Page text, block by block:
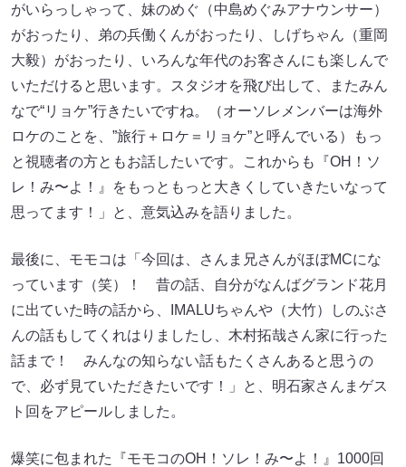
がいらっしゃって、妹のめぐ（中島めぐみアナウンサー）
がおったり、弟の兵働くんがおったり、しげちゃん（重岡
大毅）がおったり、いろんな年代のお客さんにも楽しんで
いただけると思います。スタジオを飛び出して、またみん
なで“リョケ”行きたいですね。（オーソレメンバーは海外
ロケのことを、”旅行＋ロケ＝リョケ”と呼んでいる）もっ
と視聴者の方ともお話したいです。これからも『OH！ソ
レ！み〜よ！』をもっともっと大きくしていきたいなって
思ってます！」と、意気込みを語りました。
最後に、モモコは「今回は、さんま兄さんがほぼMCにな
っています（笑）！ 昔の話、自分がなんばグランド花月
に出ていた時の話から、IMALUちゃんや（大竹）しのぶさ
んの話もしてくれはりましたし、木村拓哉さん家に行った
話まで！ みんなの知らない話もたくさんあると思うの
で、必ず見ていただきたいです！」と、明石家さんまゲス
ト回をアピールしました。
爆笑に包まれた『モモコのOH！ソレ！み〜よ！』1000回